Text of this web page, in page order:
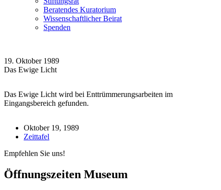
Beratendes Kuratorium
Wissenschaftlicher Beirat
Spenden
19. Oktober 1989
Das Ewige Licht
Das Ewige Licht wird bei Enttrümmerungsarbeiten im
Eingangsbereich gefunden.
Oktober 19, 1989
Zeittafel
Empfehlen Sie uns!
Öffnungszeiten Museum